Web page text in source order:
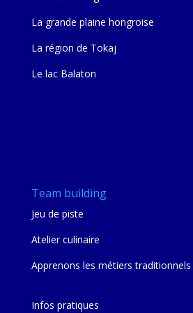
La grande plaine hongroise
La région de Tokaj
Le lac Balaton
Team building
Jeu de piste
Atelier culinaire
Apprenons les métiers
Infos pratiques